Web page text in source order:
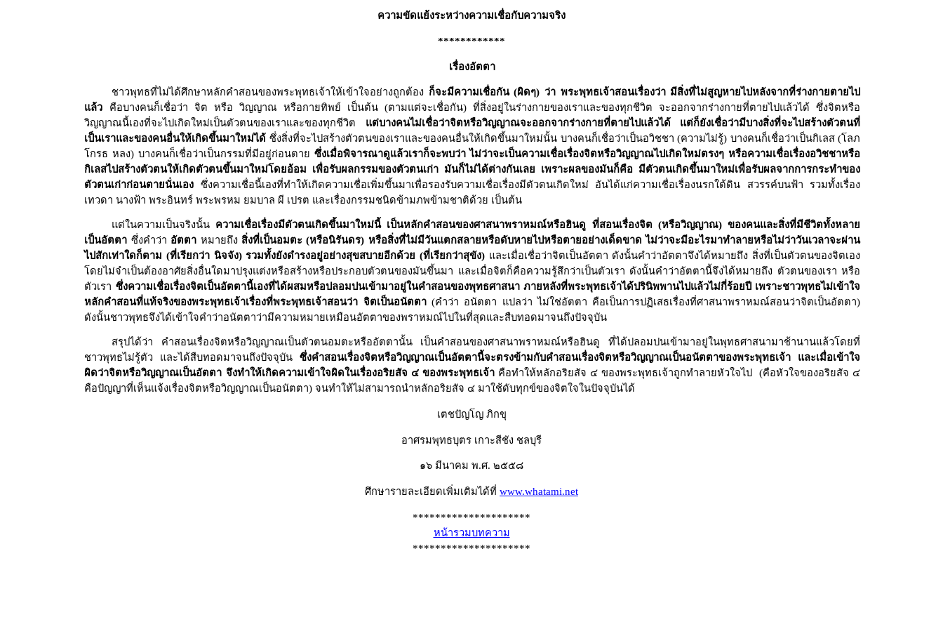
ความขัดแย้งระหว่างความเชื่อกับความจริง
************
เรื่องอัตตา
ชาวพุทธที่ไม่ได้ศึกษาหลักคำสอนของพระพุทธเจ้าให้เข้าใจอย่างถูกต้อง ก็จะมีความเชื่อกัน (ผิดๆ) ว่า พระพุทธเจ้าสอนเรื่องว่า มีสิ่งที่ไม่สูญหายไปหลังจากที่ร่างกายตายไป
แล้ว คือบางคนก็เชื่อว่า จิต หรือ วิญญาณ หรือกายทิพย์ เป็นต้น (ตามแต่จะเชื่อกัน) ที่สิ่งอยู่ในร่างกายของเราและของทุกชีวิต จะออกจากร่างกายที่ตายไปแล้วได้ ซึ่งจิตหรือ
วิญญาณนี้เองที่จะไปเกิดใหม่เป็นตัวตนของเราและของทุกชีวิต แต่บางคนไม่เชื่อว่าจิตหรือวิญญาณจะออกจากร่างกายที่ตายไปแล้วได้ แต่ก็ยังเชื่อว่ามีบางสิ่งที่จะไปสร้างตัวตนที่
เป็นเราและของคนอื่นให้เกิดขึ้นมาใหม่ได้ ซึ่งสิ่งที่จะไปสร้างตัวตนของเราและของคนอื่นให้เกิดขึ้นมาใหม่นั้น บางคนก็เชื่อว่าเป็นอวิชชา (ความไม่รู้) บางคนก็เชื่อว่าเป็นกิเลส (โลภ
โกรธ หลง) บางคนก็เชื่อว่าเป็นกรรมที่มีอยู่ก่อนตาย ซึ่งเมื่อพิจารณาดูแล้วเราก็จะพบว่า ไม่ว่าจะเป็นความเชื่อเรื่องจิตหรือวิญญาณไปเกิดใหม่ตรงๆ หรือความเชื่อเรื่องอวิชชาหรือ
กิเลสไปสร้างตัวตนให้เกิดตัวตนขึ้นมาใหม่โดยอ้อม เพื่อรับผลกรรมของตัวตนเก่า มันก็ไม่ได้ต่างกันเลย เพราะผลของมันก็คือ มีตัวตนเกิดขึ้นมาใหม่เพื่อรับผลจากการกระทำของ
ตัวตนเก่าก่อนตายนั่นเอง ซึ่งความเชื่อนี้เองที่ทำให้เกิดความเชื่อเพิ่มขึ้นมาเพื่อรองรับความเชื่อเรื่องมีตัวตนเกิดใหม่ อันได้แก่ความเชื่อเรื่องนรกใต้ดิน สวรรค์บนฟ้า รวมทั้งเรื่อง
เทวดา นางฟ้า พระอินทร์ พระพรหม ยมบาล ผี เปรต และเรื่องกรรมชนิดข้ามภพข้ามชาติด้วย เป็นต้น
แต่ในความเป็นจริงนั้น ความเชื่อเรื่องมีตัวตนเกิดขึ้นมาใหม่นี้ เป็นหลักคำสอนของศาสนาพราหมณ์หรือฮินดู ที่สอนเรื่องจิต (หรือวิญญาณ) ของคนและสิ่งที่มีชีวิตทั้งหลาย
เป็นอัตตา ซึ่งคำว่า อัตตา หมายถึง สิ่งที่เป็นอมตะ (หรือนิรันดร) หรือสิ่งที่ไม่มีวันแตกสลายหรือดับหายไปหรือตายอย่างเด็ดขาด ไม่ว่าจะมีอะไรมาทำลายหรือไม่ว่าวันเวลาจะผ่าน
ไปสักเท่าใดก็ตาม (ที่เรียกว่า นิจจัง) รวมทั้งยังดำรงอยู่อย่างสุขสบายอีกด้วย (ที่เรียกว่าสุขัง) และเมื่อเชื่อว่าจิตเป็นอัตตา ดังนั้นคำว่าอัตตาจึงได้หมายถึง สิ่งที่เป็นตัวตนของจิตเอง
โดยไม่จำเป็นต้องอาศัยสิ่งอื่นใดมาปรุงแต่งหรือสร้างหรือประกอบตัวตนของมันขึ้นมา และเมื่อจิตก็คือความรู้สึกว่าเป็นตัวเรา ดังนั้นคำว่าอัตตานี้จึงได้หมายถึง ตัวตนของเรา หรือ
ตัวเรา ซึ่งความเชื่อเรื่องจิตเป็นอัตตานี้เองที่ได้ผสมหรือปลอมปนเข้ามาอยู่ในคำสอนของพุทธศาสนา ภายหลังที่พระพุทธเจ้าได้ปรินิพพานไปแล้วไม่กี่ร้อยปี เพราะชาวพุทธไม่เข้าใจ
หลักคำสอนที่แท้จริงของพระพุทธเจ้าเรื่องที่พระพุทธเจ้าสอนว่า จิตเป็นอนัตตา(คำว่า อนัตตา แปลว่า ไม่ใช่อัตตา คือเป็นการปฏิเสธเรื่องที่ศาสนาพราหมณ์สอนว่าจิตเป็นอัตตา)
ดังนั้นชาวพุทธจึงได้เข้าใจคำว่าอนัตตาว่ามีความหมายเหมือนอัตตาของพราหมณ์ไปในที่สุดและสืบทอดมาจนถึงปัจจุบัน
สรุปได้ว่า คำสอนเรื่องจิตหรือวิญญาณเป็นตัวตนอมตะหรืออัตตานั้น เป็นคำสอนของศาสนาพราหมณ์หรือฮินดู ที่ได้ปลอมปนเข้ามาอยู่ในพุทธศาสนามาช้านานแล้วโดยที่
ชาวพุทธไม่รู้ตัว และได้สืบทอดมาจนถึงปัจจุบันซึ่งคำสอนเรื่องจิตหรือวิญญาณเป็นอัตตานี้จะตรงข้ามกับคำสอนเรื่องจิตหรือวิญญาณเป็นอนัตตาของพระพุทธเจ้า และเมื่อเข้าใจ
ผิดว่าจิตหรือวิญญาณเป็นอัตตา จึงทำให้เกิดความเข้าใจผิดในเรื่องอริยสัจ ๔ ของพระพุทธเจ้าคือทำให้หลักอริยสัจ ๔ ของพระพุทธเจ้าถูกทำลายหัวใจไป (คือหัวใจของอริยสัจ ๔
คือปัญญาที่เห็นแจ้งเรื่องจิตหรือวิญญาณเป็นอนัตตา) จนทำให้ไม่สามารถนำหลักอริยสัจ ๔ มาใช้ดับทุกข์ของจิตใจในปัจจุบันได้
เตชปัญโญ ภิกขุ
อาศรมพุทธบุตร เกาะสีชัง ชลบุรี
๑๖ มีนาคม พ.ศ. ๒๕๕๘
ศึกษารายละเอียดเพิ่มเติมได้ที่ www.whatami.net
*********************
หน้ารวมบทความ
*********************